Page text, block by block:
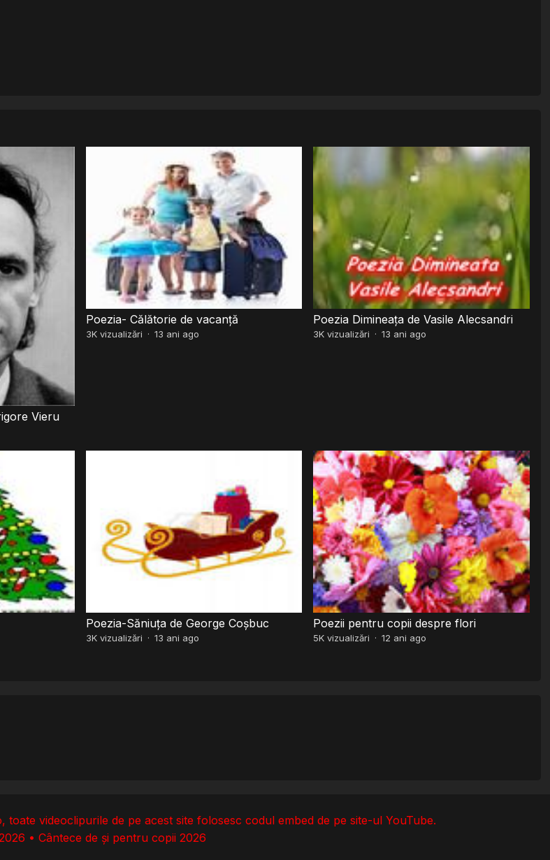
Vieru
Poezia- Călătorie de vacanță
3Kvizualizări · 13 ani ago
Poezia Dimineața de Vasile Alecsandri
3K vizualizări · 13 ani ago
Poezia-Săniuța de George Coșbuc
3Kvizualizări · 13 ani ago
Poezii pentru copii despre flori
5K vizualizări · 12 ani ago
toate videoclipurile de pe acest site folosesc codul embed de pe site-ul YouTube.
• Cântece de și pentru copii 2026